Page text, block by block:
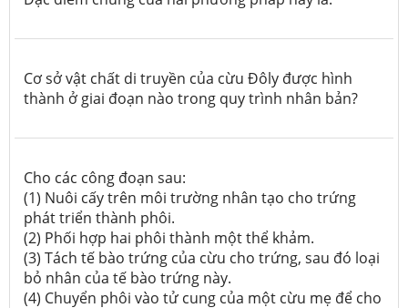
Cơ sở vật chất di truyền của cừu Đôly được hình
thành ở giai đoạn nào trong quy trình nhân bản?
Cho các công đoạn sau:
(1) Nuôi cấy trên môi trường nhân tạo cho trứng
phát triển thành phôi.
(2) Phối hợp hai phôi thành một thể khảm.
(3) Tách tế bào trứng của cừu cho trứng, sau đó loại
bỏ nhân của tế bào trứng này.
(4) Chuyển phôi vào tử cung của một cừu mẹ để cho